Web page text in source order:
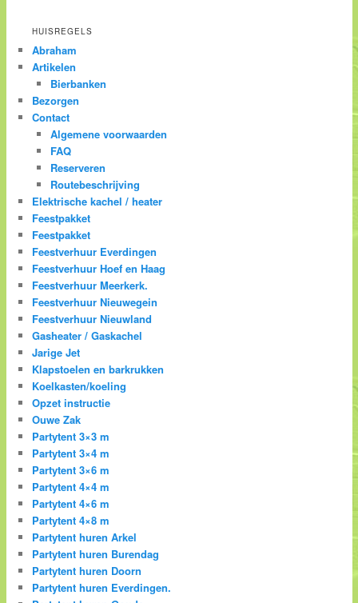
HUISREGELS
Abraham
Artikelen
Bierbanken
Bezorgen
Contact
Algemene voorwaarden
FAQ
Reserveren
Routebeschrijving
Elektrische kachel / heater
Feestpakket
Feestpakket
Feestverhuur Everdingen
Feestverhuur Hoef en Haag
Feestverhuur Meerkerk.
Feestverhuur Nieuwegein
Feestverhuur Nieuwland
Gasheater / Gaskachel
Jarige Jet
Klapstoelen en barkrukken
Koelkasten/koeling
Opzet instructie
Ouwe Zak
Partytent 3×3 m
Partytent 3×4 m
Partytent 3×6 m
Partytent 4×4 m
Partytent 4×6 m
Partytent 4×8 m
Partytent huren Arkel
Partytent huren Burendag
Partytent huren Doorn
Partytent huren Everdingen.